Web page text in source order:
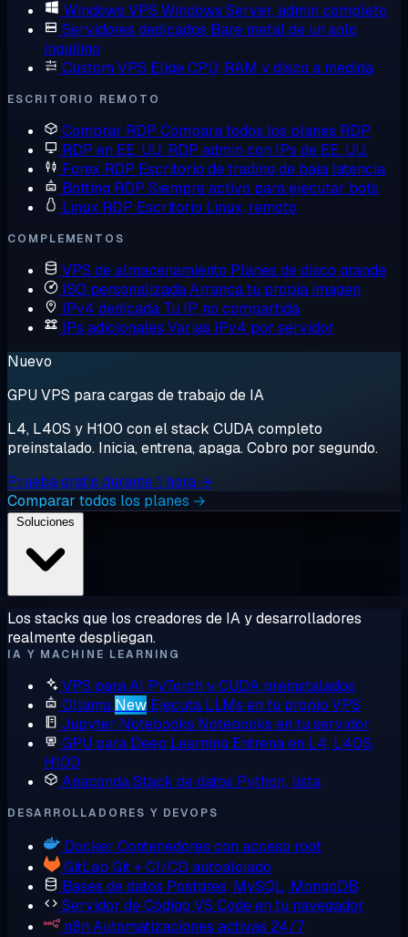
Windows VPS Windows Server, admin completo
Servidores dedicados Bare metal de un solo
inquilino
Custom VPS Elige CPU, RAM y disco a medida
ESCRITORIO REMOTO
Comprar RDP Compara todos los planes RDP
RDP en EE. UU. RDP admin con IPs de EE. UU.
Forex RDP Escritorio de trading de baja latencia
Botting RDP Siempre activo para ejecutar bots
Linux RDP Escritorio Linux, remoto
COMPLEMENTOS
VPS de almacenamiento Planes de disco grande
ISO personalizadaArranca tu propia imagen
IPv4 dedicada Tu IP, no compartida
IPs adicionales Varias IPv4 por servidor
Nuevo
GPU VPS para cargas de trabajo de IA
L4, L40S y H100 con el stack CUDA completo
preinstalado. Inicia, entrena, apaga. Cobro por segundo.
Prueba gratis durante 1 hora →
Comparar todos los planes →
Los stacks que los creadores de IA y desarrolladores
realmente despliegan.
IA Y MACHINE LEARNING
VPS para AI PyTorch y CUDA preinstalados
Ollama New Ejecuta LLMs en tu propio VPS
Jupyter Notebooks Notebooks en tu servidor
GPU para Deep Learning Entrena en L4, L40S,
H100
AnacondaStack de datos Python, lista
DESARROLLADORES Y DEVOPS
Docker Contenedores con acceso root
GitLab Git + CI/CD autoalojado
Bases de datos Postgres, MySQL, MongoDB
Servidor de Código VS Code en tu navegador
n8n Automatizaciones activas 24/7